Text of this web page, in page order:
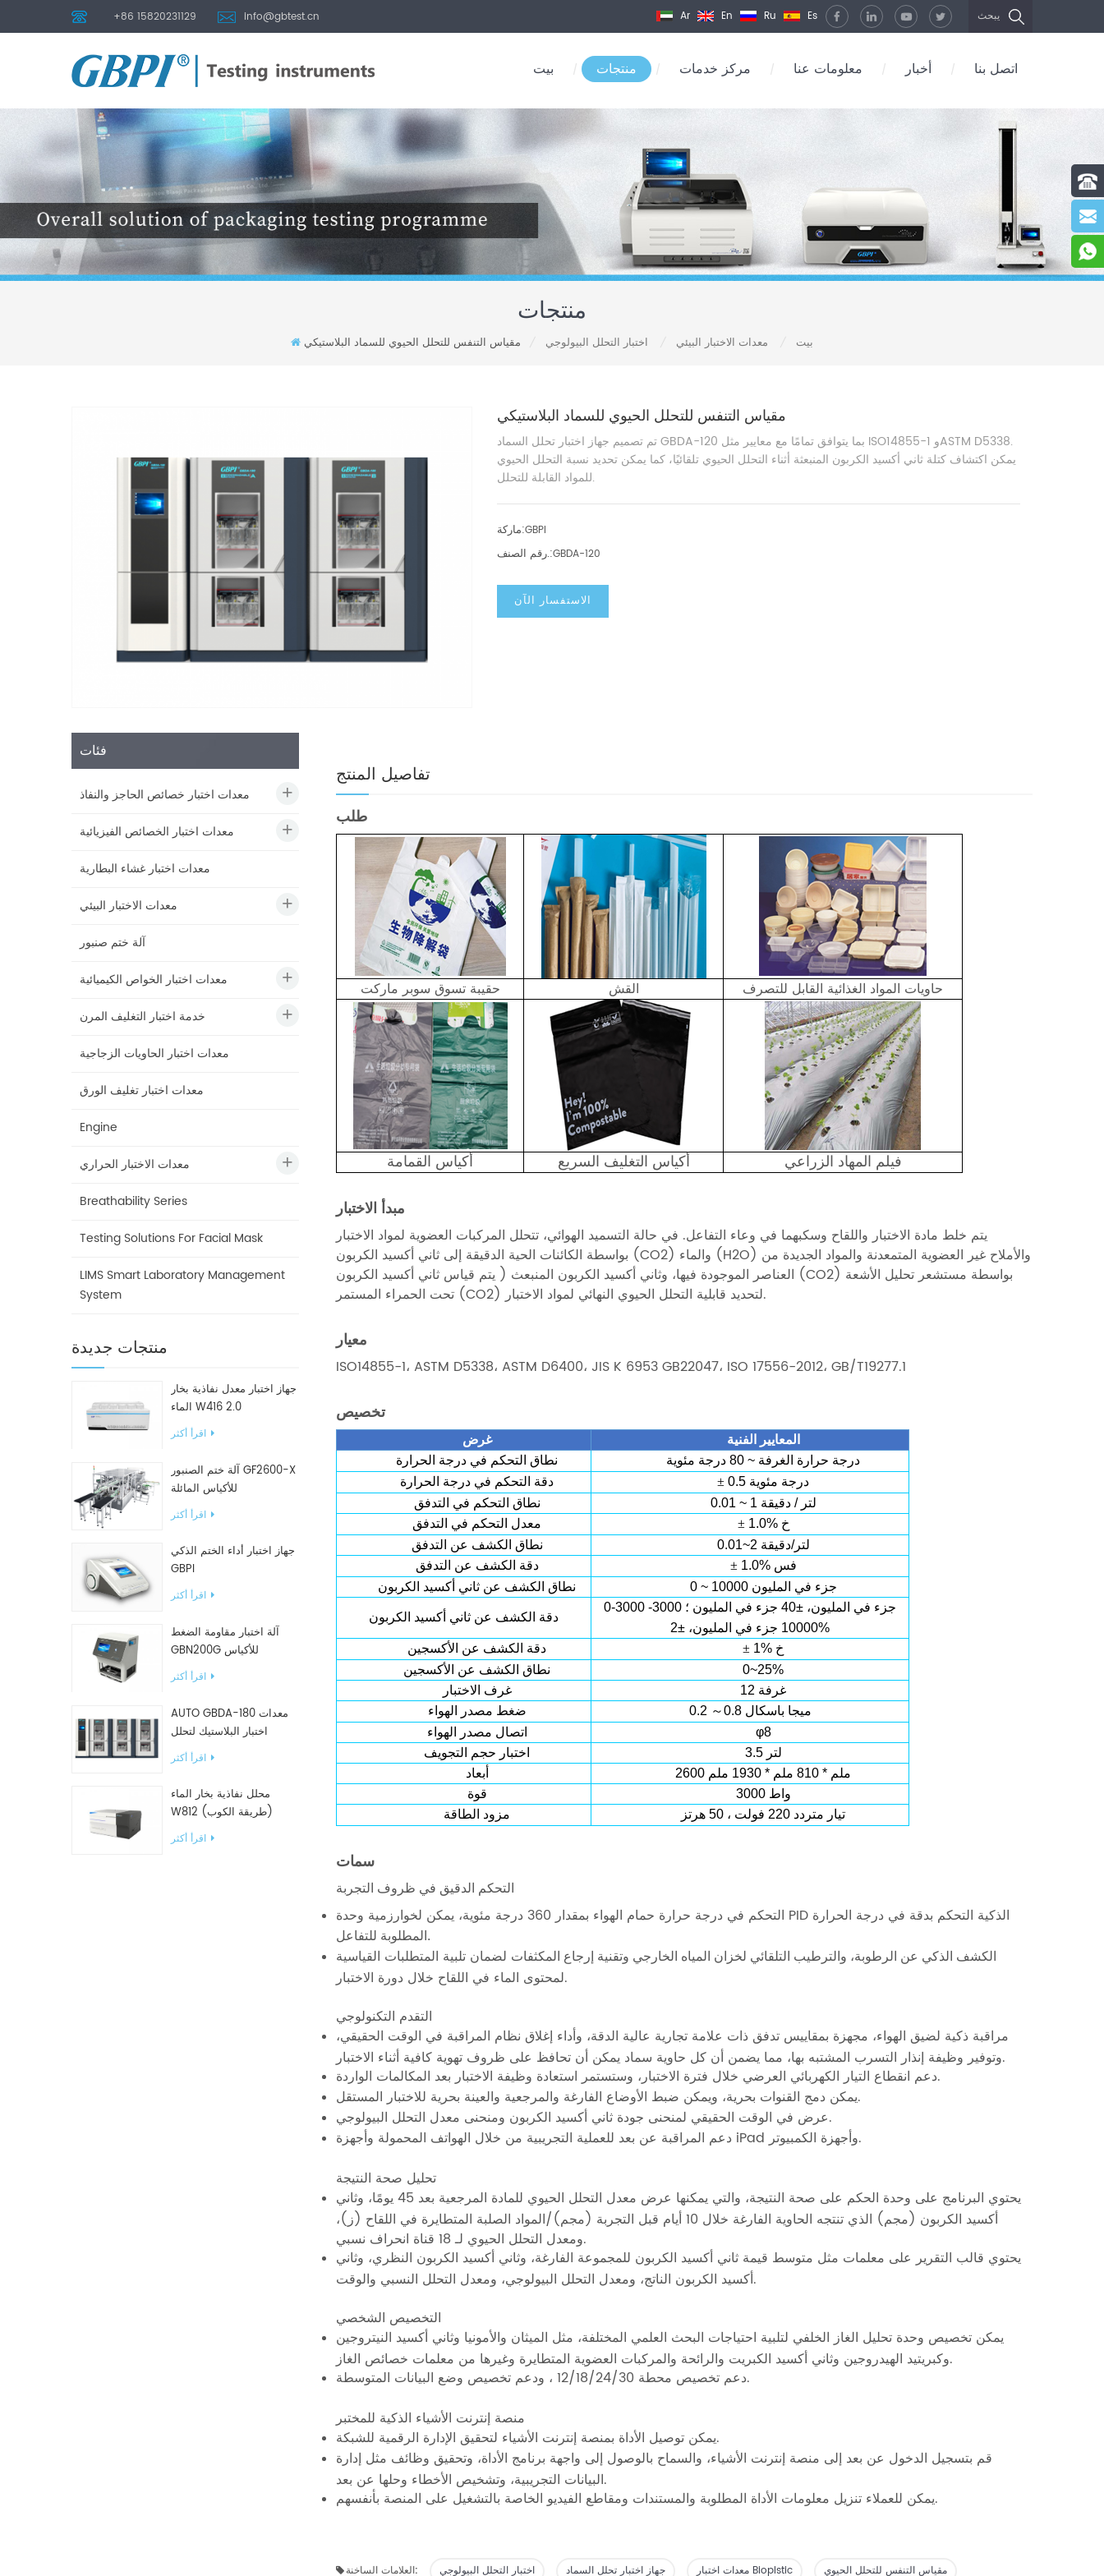
+86 15820231129 info@gbtest.cn يبحث Ar En Ru Es
بيت / منتجات / مركز خدمات / معلومات عنا / أخبار / اتصل بنا
منتجات
بيت معدات الاختبار البيئي اختبار التحلل البيولوجي مقياس التنفس للتحلل الحيوي للسماد البلاستيكي
مقياس التنفس للتحلل الحيوي للسماد البلاستيكي
تم تصميم جهاز اختبار تحلل السماد GBDA-120 بما يتوافق تمامًا مع معايير مثل ISO14855-1 وASTM D5338.
يمكن اكتشاف كتلة ثاني أكسيد الكربون المنبعثة أثناء التحلل الحيوي تلقائيًا، كما يمكن تحديد نسبة التحلل الحيوي
للمواد القابلة للتحلل.
ماركة:GBPI
رقم الصنف.:GBDA-120
الاستفسار الآن
فئات
معدات اختبار خصائص الحاجز والنفاذ
معدات اختبار الخصائص الفيزيائية
معدات اختبار غشاء البطارية
معدات الاختبار البيئي
آلة ختم صنبور
معدات اختبار الخواص الكيميائية
خدمة اختبار التغليف المرن
معدات اختبار الحاويات الزجاجية
معدات اختبار تغليف الورق
Engine
معدات الاختبار الحراري
Breathability Series
Testing Solutions For Facial Mask
LIMS Smart Laboratory Management
System
منتجات جديدة
جهاز اختبار معدل نفاذية بخار
الماء W416 2.0
اقرأ أكثر
آلة ختم الصنبور GF2600-X
للأكياس المائلة
اقرأ أكثر
جهاز اختبار أداء الختم الذكي
GBPI
اقرأ أكثر
آلة اختبار مقاومة الضغط
GBN200G للأكياس
البلاستيكية
اقرأ أكثر
AUTO GBDA-180 معدات
اختبار البلاستيك لتحلل
السماد
اقرأ أكثر
محلل نفاذية بخار الماء
W812 (طريقة الكوب)
اقرأ أكثر
تفاصيل المنتج
طلب
حقيبة تسوق سوبر ماركت القش حاويات المواد الغذائية القابل للتصرف
أكياس القمامة أكياس التغليف السريع
فيلم المهاد الزراعي
مبدأ الاختبار
يتم خلط مادة الاختبار واللقاح وسكبهما في وعاء التفاعل. في حالة التسميد الهوائي، تتحلل المركبات العضوية لمواد الاختبار
بواسطة الكائنات الحية الدقيقة إلى ثاني أكسيد الكربون (CO2) والماء (H2O) والأملاح غير العضوية المتمعدنة والمواد الجديدة من
العناصر الموجودة فيها، وثاني أكسيد الكربون المنبعث ( يتم قياس ثاني أكسيد الكربون (CO2) بواسطة مستشعر تحليل الأشعة
تحت الحمراء المستمر (CO2) لتحديد قابلية التحلل الحيوي النهائي لمواد الاختبار.
معيار
ISO14855-1، ASTM D5338، ASTM D6400، JIS K 6953 GB22047، ISO 17556-2012، GB/T19277.1
تخصيص
غرض
المعايير الفنية
نطاق التحكم في درجة الحرارة
درجة حرارة الغرفة ~ 80
درجة مئوية
دقة التحكم في درجة الحرارة
± 0.5 درجة مئوية
نطاق التحكم في التدفق
0.01 ~ 1 لتر / دقيقة
معدل التحكم في التدفق
±
1.0% خ
نطاق الكشف عن التدفق
0.01~2 لتر/دقيقة
دقة الكشف عن التدفق
±
1.0% فس
نطاق الكشف عن ثاني أكسيد الكربون
0 ~ 10000 جزء في المليون
دقة الكشف عن ثاني أكسيد الكربون
0-3000 جزء في المليون، ±40 جزء في المليون ؛
3000-
10000 جزء في المليون، ±2%
دقة الكشف عن الأكسجين
±
1% خ
نطاق الكشف عن الأكسجين
0~25%
غرف الاختبار
12 غرفة
ضغط مصدر الهواء
0.2 ～
0.8 ميجا باسكال
اتصال مصدر الهواء
φ8
اختبار حجم التجويف
3.5 لتر
أبعاد
2600 ملم * 810 ملم * 1930 ملم
قوة
3000 واط
مزود الطاقة
تيار متردد 220 فولت ، 50 هرتز
سمات
التحكم الدقيق في ظروف التجربة
التحكم في درجة حرارة حمام الهواء بمقدار 360 درجة مئوية، يمكن لخوارزمية وحدة PID الذكية التحكم بدقة في درجة الحرارة
المطلوبة للتفاعل.
الكشف الذكي عن الرطوبة، والترطيب التلقائي لخزان المياه الخارجي وتقنية إرجاع المكثفات لضمان تلبية المتطلبات القياسية
لمحتوى الماء في اللقاح خلال دورة الاختبار.
التقدم التكنولوجي
مراقبة ذكية لضيق الهواء، مجهزة بمقاييس تدفق ذات علامة تجارية عالية الدقة، وأداء إغلاق نظام المراقبة في الوقت الحقيقي،
وتوفير وظيفة إنذار التسرب المشتبه بها، مما يضمن أن كل حاوية سماد يمكن أن تحافظ على ظروف تهوية كافية أثناء الاختبار.
دعم انقطاع التيار الكهربائي العرضي خلال فترة الاختبار، وستستمر استعادة وظيفة الاختبار بعد المكالمات الواردة.
يمكن دمج القنوات بحرية، ويمكن ضبط الأوضاع الفارغة والمرجعية والعينة بحرية للاختبار المستقل.
عرض في الوقت الحقيقي لمنحنى جودة ثاني أكسيد الكربون ومنحنى معدل التحلل البيولوجي.
دعم المراقبة عن بعد للعملية التجريبية من خلال الهواتف المحمولة وأجهزة iPad وأجهزة الكمبيوتر.
تحليل صحة النتيجة
يحتوي البرنامج على وحدة الحكم على صحة النتيجة، والتي يمكنها عرض معدل التحلل الحيوي للمادة المرجعية بعد 45 يومًا، وثاني
أكسيد الكربون (مجم) الذي تنتجه الحاوية الفارغة خلال 10 أيام قبل التجربة (مجم)/المواد الصلبة المتطايرة في اللقاح (ز)،
ومعدل التحلل الحيوي لـ 18 قناة انحراف نسبي.
يحتوي قالب التقرير على معلمات مثل متوسط ​​قيمة ثاني أكسيد الكربون للمجموعة الفارغة، وثاني أكسيد الكربون النظري، وثاني
أكسيد الكربون الناتج، ومعدل التحلل البيولوجي، ومعدل التحلل النسبي والوقت.
التخصيص الشخصي
يمكن تخصيص وحدة تحليل الغاز الخلفي لتلبية احتياجات البحث العلمي المختلفة، مثل الميثان والأمونيا وثاني أكسيد النيتروجين
وكبريتيد الهيدروجين وثاني أكسيد الكبريت والرائحة والمركبات العضوية المتطايرة وغيرها من معلمات خصائص الغاز.
دعم تخصيص محطة 12/18/24/30 ، ودعم تخصيص وضع البيانات المتوسطة.
منصة إنترنت الأشياء الذكية للمختبر
يمكن توصيل الأداة بمنصة إنترنت الأشياء لتحقيق الإدارة الرقمية للشبكة.
قم بتسجيل الدخول عن بعد إلى منصة إنترنت الأشياء، والسماح بالوصول إلى واجهة برنامج الأداة، وتحقيق وظائف مثل إدارة
البيانات التجريبية، وتشخيص الأخطاء وحلها عن بعد.
يمكن للعملاء تنزيل معلومات الأداة المطلوبة والمستندات ومقاطع الفيديو الخاصة بالتشغيل على المنصة بأنفسهم.
العلامات الساخنة: اختبار التحلل البيولوجي جهاز اختبار تحلل السماد معدات اختبار Bioplstic مقياس التنفس للتحلل الحيوي